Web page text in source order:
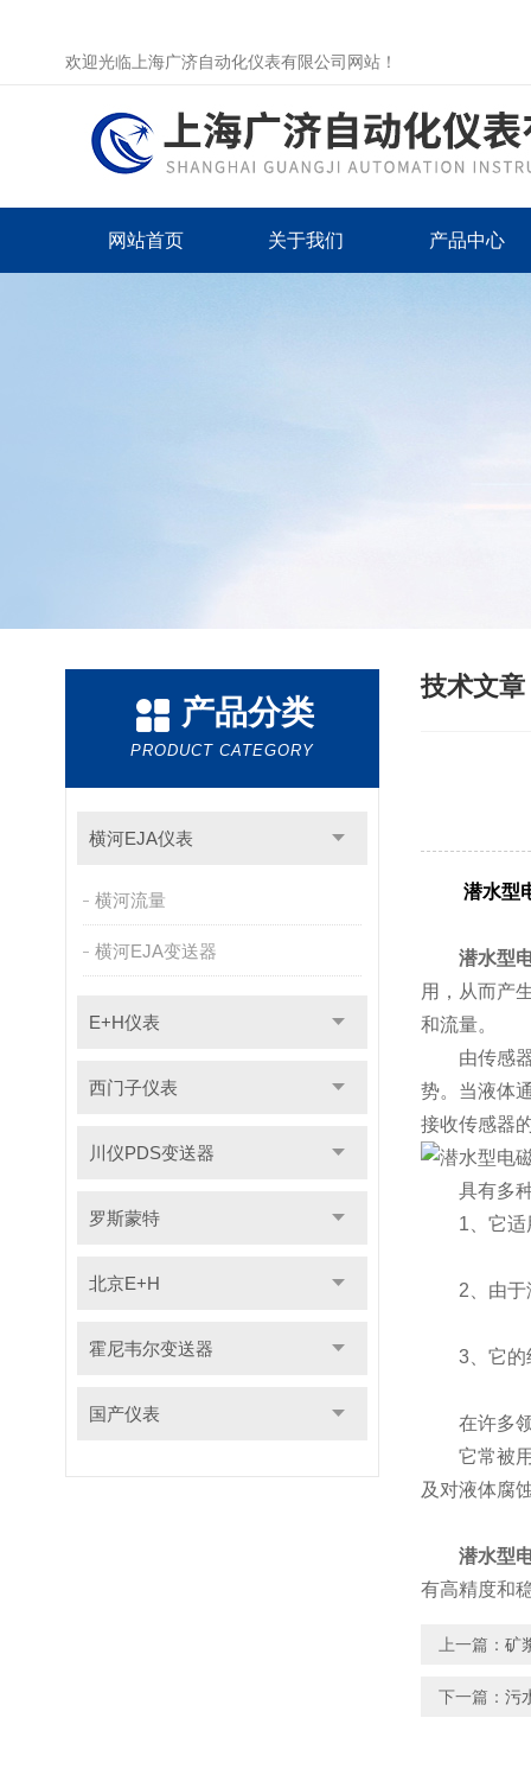
欢迎光临上海广济自动化仪表有限公司网站！
网站首页 关于我们 产品中心
产品分类
PRODUCT CATEGORY
横河EJA仪表
横河流量
横河EJA变送器
E+H仪表
西门子仪表
川仪PDS变送器
罗斯蒙特
北京E+H
霍尼韦尔变送器
国产仪表
技术文章
潜水型
潜水型
用，从而产
和流量。
由传感器
势。当液体
接收传感器
具有多种
1、它适用
2、由于没
3、它的结
在许多领
它常被用
及对液体腐
潜水型
有高精度和
上一篇： 矿
下一篇： 污